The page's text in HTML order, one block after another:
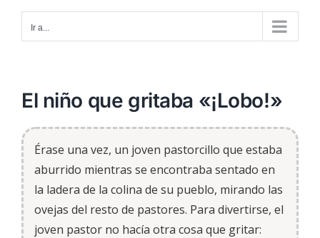
Ir a...
El niño que gritaba «¡Lobo!»
Érase una vez, un joven pastorcillo que estaba
aburrido mientras se encontraba sentado en
la ladera de la colina de su pueblo, mirando las
ovejas del resto de pastores. Para divertirse, el
joven pastor no hacía otra cosa que gritar: